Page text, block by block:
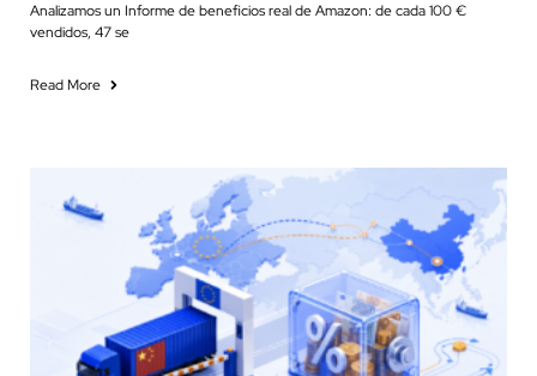
Analizamos un Informe de beneficios real de Amazon: de cada 100 €
vendidos, 47 se
Read More